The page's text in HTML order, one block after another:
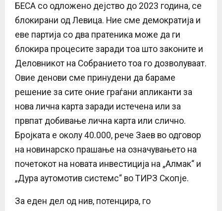
БЕСА со одложено дејство до 2023 година, се
блокирани од Левица. Ние сме демократија и
еве партија со два пратеника може да ги
блокира процесите заради тоа што законите и
Деловникот на Собранието тоа го дозволуваат.
Овие денови сме принудени да бараме
решение за сите оние граѓани апликанти за
нова лична карта заради истечена или за
првпат добивање лична карта или слично.
Бројката е околу 40.000, рече Заев во одговор
на новинарско прашање на означувањето на
почетокот на новата инвестиција на „Алмак“ и
„Дура аутомотив системс“ во ТИРЗ Скопје.
За еден дел од нив, потенцира, го